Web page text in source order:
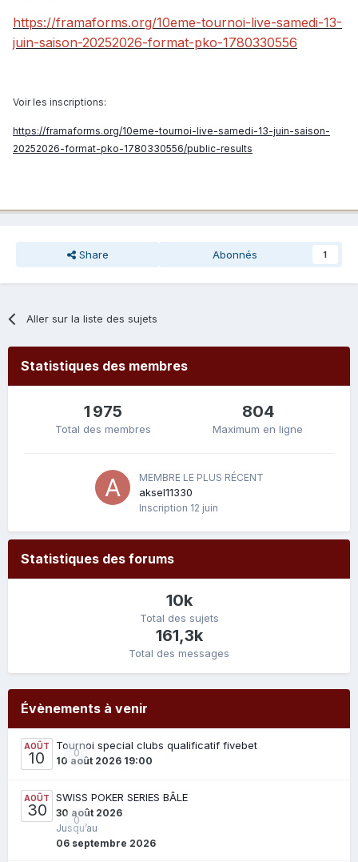
https://framaforms.org/10eme-tournoi-live-samedi-13-
juin-saison-20252026-format-pko-1780330556
Voir les inscriptions:
https://framaforms.org/10eme-tournoi-live-samedi-13-juin-saison-
20252026-format-pko-1780330556/public-results
Share Abonnés 1
Aller sur la liste des sujets
Statistiques des membres
1 975
Total des membres
804
Maximum en ligne
MEMBRE LE PLUS RÉCENT
aksel11330
Inscription 12 juin
Statistiques des forums
10k
Total des sujets
161,3k
Total des messages
Évènements à venir
AOÛT
10 0
Tournoi special clubs qualificatif fivebet
10 août 2026 19:00
AOÛT
30
0
SWISS POKER SERIES BÂLE
30 août 2026
Jusqu’au
06 septembre 2026